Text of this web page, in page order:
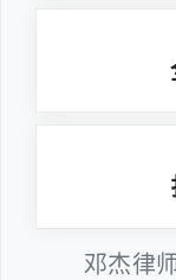
邓杰律